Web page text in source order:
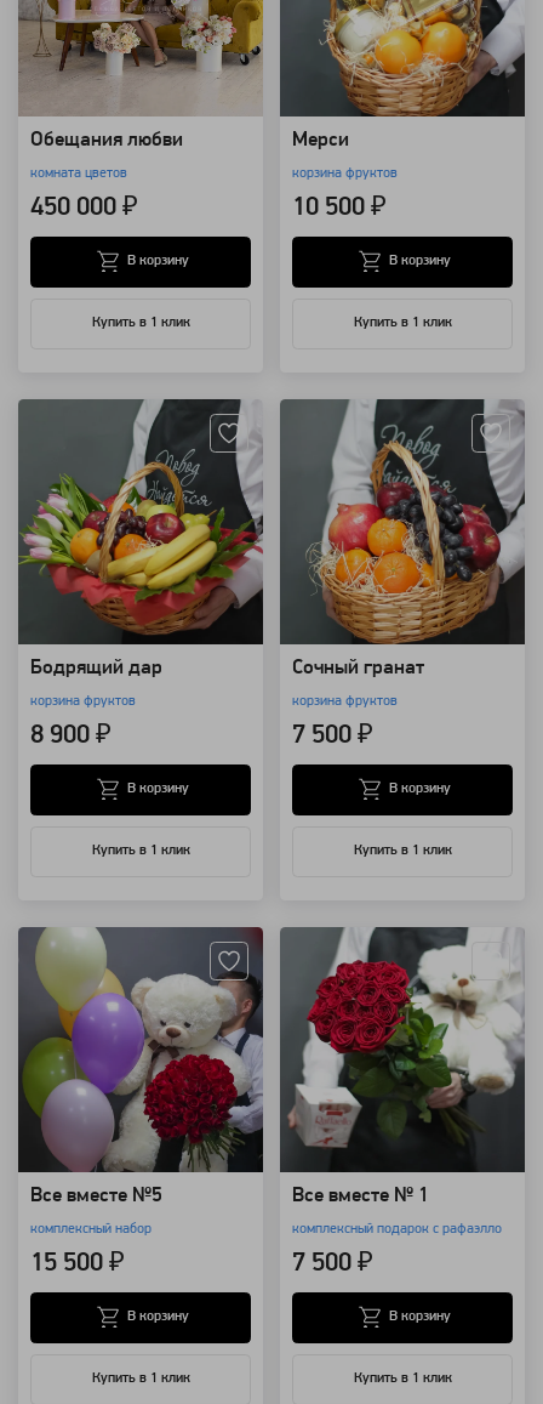
Обещания любви
комната цветов
450 000 ₽
Купить в 1 клик
В корзину
Мерси
корзина фруктов
10 500 ₽
Купить в 1 клик
В корзину
Бодрящий дар
корзина фруктов
8 900 ₽
Купить в 1 клик
В корзину
Сочный гранат
корзина фруктов
7 500 ₽
Купить в 1 клик
В корзину
Все вместе №5
комплексный набор
15 500 ₽
Купить в 1 клик
В корзину
Все вместе № 1
комплексный подарок с рафаэлло
7 500 ₽
Купить в 1 клик
В корзину